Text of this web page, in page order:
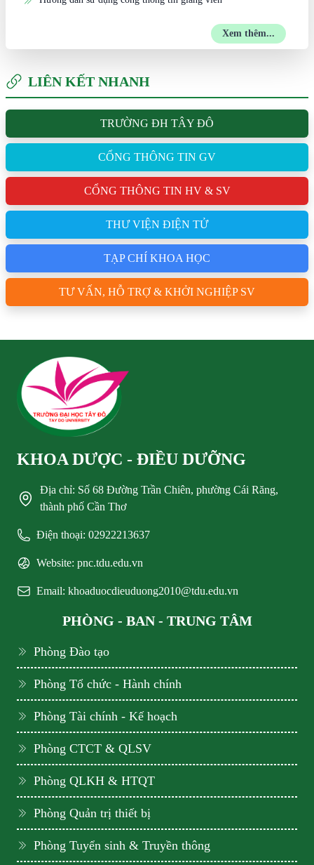
Xem thêm...
LIÊN KẾT NHANH
TRƯỜNG ĐH TÂY ĐÔ
CỔNG THÔNG TIN GV
CỔNG THÔNG TIN HV & SV
THƯ VIỆN ĐIỆN TỬ
TẠP CHÍ KHOA HỌC
TƯ VẤN, HỖ TRỢ & KHỞI NGHIỆP SV
KHOA DƯỢC - ĐIỀU DƯỠNG
Địa chỉ: Số 68 Đường Trần Chiên, phường Cái Răng,
thành phố Cần Thơ
Điện thoại: 02922213637
Website: pnc.tdu.edu.vn
Email: khoaduocdieuduong2010@tdu.edu.vn
PHÒNG - BAN - TRUNG TÂM
Phòng Đào tạo
Phòng Tổ chức - Hành chính
Phòng Tài chính - Kế hoạch
Phòng CTCT & QLSV
Phòng QLKH & HTQT
Phòng Quản trị thiết bị
Phòng Tuyển sinh & Truyền thông